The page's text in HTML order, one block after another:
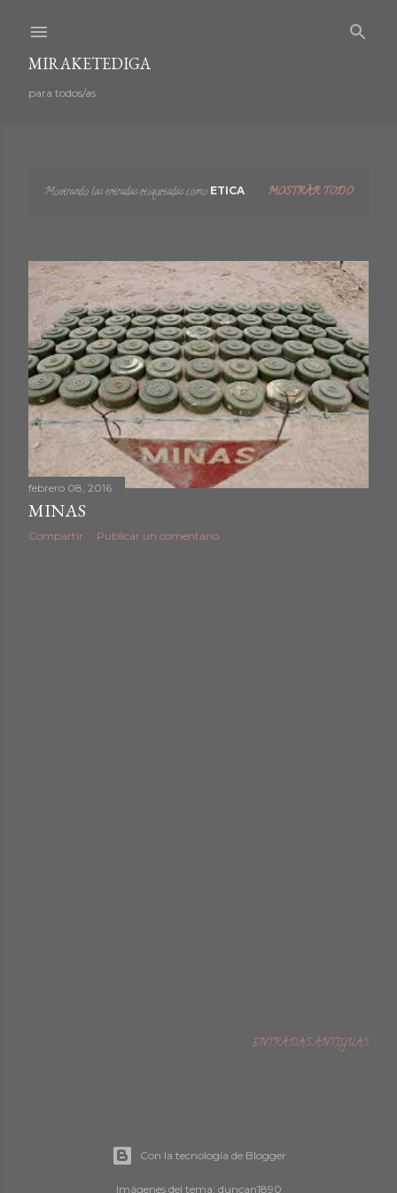
MIRAKETEDIGA
para todos/as
n
t
r
a
d
a
s
Mostrando las entradas etiquetadas como ETICA MOSTRAR TODO
febrero 08, 2016
MINAS
Compartir Publicar un comentario
ENTRADAS ANTIGUAS
Con la tecnología de Blogger
Imágenes del tema: duncan1890